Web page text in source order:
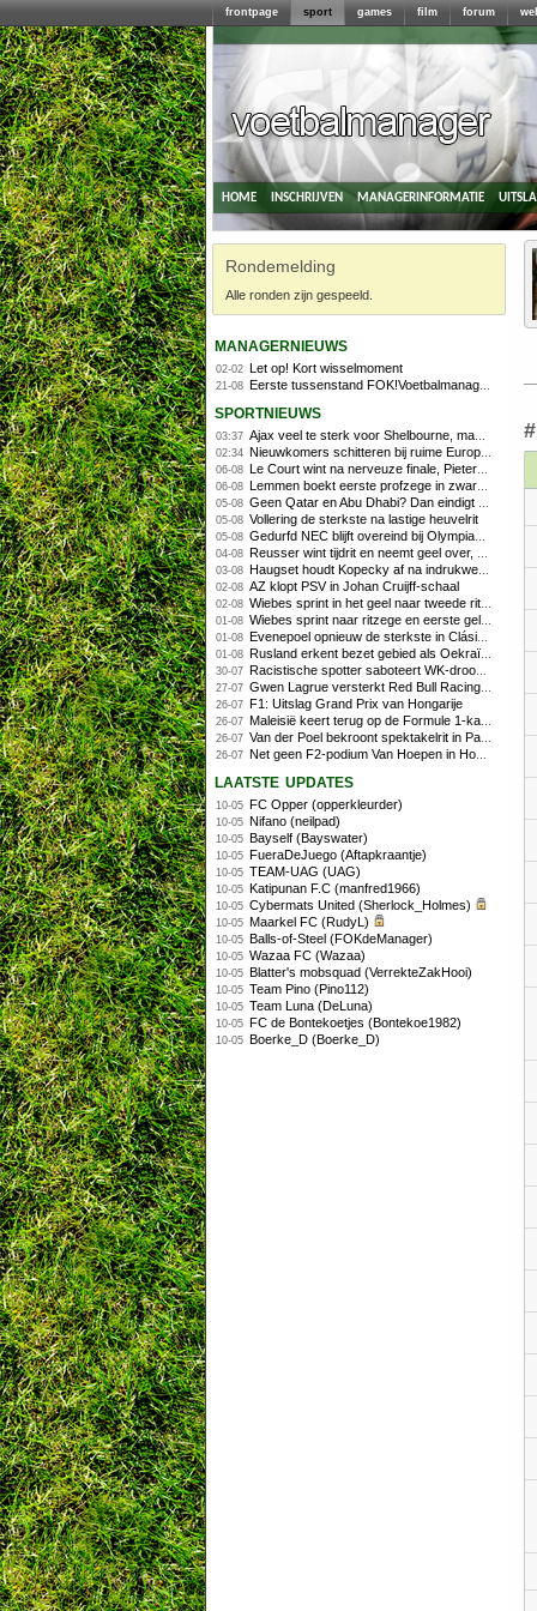
frontpage sport games film forum
home inschrijven managerinformatie
Rondemelding
Alle ronden zijn gespeeld.
managernieuws
02-02 Let op! Kort wisselmoment
21-08 Eerste tussenstand FOK!Voetbalmanager 2014/2015
sportnieuws
03:37 Ajax veel te sterk voor Shelbourne, maar houdt schade beperkt
02:34 Nieuwkomers schitteren bij ruime Europese zege FC Twente
06-08 Le Court wint na nerveuze finale, Pieterse derde
06-08 Lemmen boekt eerste profzege in zware Ronde van Polen-rit
05-08 Geen Qatar en Abu Dhabi? Dan eindigt Formule 1-seizoen mogelijk in Europa
05-08 Vollering de sterkste na lastige heuvelrit
05-08 Gedurfd NEC blijft overeind bij Olympiakos
04-08 Reusser wint tijdrit en neemt geel over, Nooijen knap tweede
03-08 Haugset houdt Kopecky af na indrukwekkende solo van 86 kilometer
02-08 AZ klopt PSV in Johan Cruijff-schaal
02-08 Wiebes sprint in het geel naar tweede ritzege
01-08 Wiebes sprint naar ritzege en eerste gele trui in Tour Femmes
01-08 Evenepoel opnieuw de sterkste in Clásica San Sebastián
01-08 Rusland erkent bezet gebied als Oekraïens voor opheffing IOC-schorsing
30-07 Racistische spotter saboteert WK-droom van powerliftster
27-07 Gwen Lagrue versterkt Red Bull Racing vanaf 2027
26-07 F1: Uitslag Grand Prix van Hongarije
26-07 Maleisië keert terug op de Formule 1-kalender in 2026
26-07 Van der Poel bekroont spektakelrit in Parijs met nipte zege; eindzege Pogacar
26-07 Net geen F2-podium Van Hoepen in Hongarije, Leon maakt indruk
laatste updates
10-05 FC Opper (opperkleurder)
10-05 Nifano (neilpad)
10-05 Bayself (Bayswater)
10-05 FueraDeJuego (Aftapkraantje)
10-05 TEAM-UAG (UAG)
10-05 Katipunan F.C (manfred1966)
10-05 Cybermats United (Sherlock_Holmes)
10-05 Maarkel FC (RudyL)
10-05 Balls-of-Steel (FOKdeManager)
10-05 Wazaa FC (Wazaa)
10-05 Blatter's mobsquad (VerrekteZakHooi)
10-05 Team Pino (Pino112)
10-05 Team Luna (DeLuna)
10-05 FC de Bontekoetjes (Bontekoe1982)
10-05 Boerke_D (Boerke_D)